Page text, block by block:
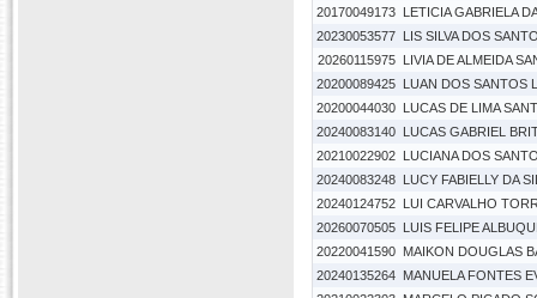
20170049173 LETICIA GABRIELA
20230053577 LIS SILVA DOS
20260115975
LIVIA DE ALMEIDA
20200089425 LUAN DOS SANTOS
20200044030 LUCAS DE LIMA
20240083140 LUCAS GABRIEL
20210022902 LUCIANA DOS
20240083248 LUCY FABIELLY DA
20240124752 LUI CARVALHO
20260070505 LUIS FELIPE
20220041590 MAIKON DOUGLAS
20240135264 MANUELA FONTES